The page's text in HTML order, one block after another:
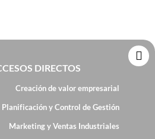
DIRECTOS
Creación de valor empresarial
Planificación y Control de Gestión
Marketing y Ventas Industriales